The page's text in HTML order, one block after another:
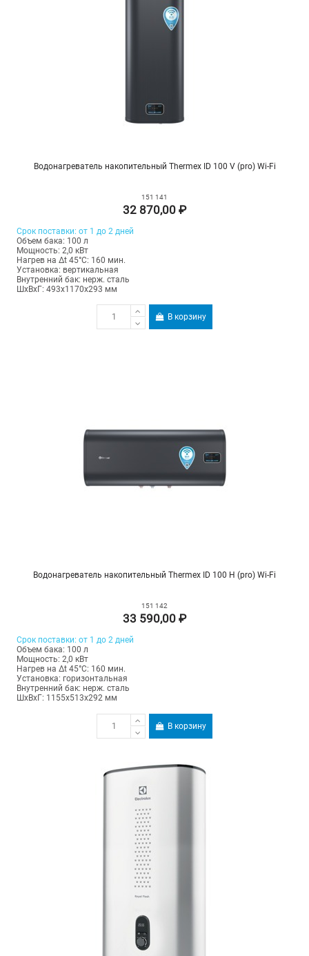
Водонагреватель накопительный Thermex ID 100 V (pro) Wi-Fi
151 141
32 870,00 ₽
Срок поставки: от 1 до 2 дней
Объем бака: 100 л
Мощность: 2,0 кВт
Нагрев на Δt 45°С: 160 мин.
Установка: вертикальная
Внутренний бак: нерж. сталь
ШхВхГ: 493х1170х293 мм
В корзину
Водонагреватель накопительный Thermex ID 100 H (pro) Wi-Fi
151 142
33 590,00 ₽
Срок поставки: от 1 до 2 дней
Объем бака: 100 л
Мощность: 2,0 кВт
Нагрев на Δt 45°С: 160 мин.
Установка: горизонтальная
Внутренний бак: нерж. сталь
ШхВхГ: 1155х513х292 мм
В корзину